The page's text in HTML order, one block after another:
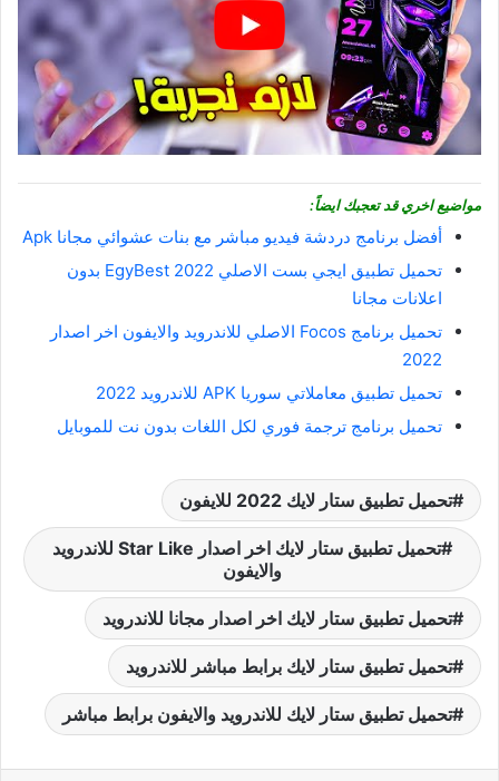
مواضيع اخري قد تعجبك ايضاً:
أفضل برنامج دردشة فيديو مباشر مع بنات عشوائي مجانا Apk
تحميل تطبيق ايجي بست الاصلي EgyBest 2022‏ بدون
اعلانات مجانا
تحميل برنامج Focos الاصلي للاندرويد والايفون اخر اصدار
2022
تحميل تطبيق معاملاتي سوريا APK للاندرويد 2022
تحميل برنامج ترجمة فوري لكل اللغات بدون نت للموبايل
تحميل تطبيق ستار لايك 2022 للايفون
تحميل تطبيق ستار لايك اخر اصدار Star Like للاندرويد
والايفون
تحميل تطبيق ستار لايك اخر اصدار مجانا للاندرويد
تحميل تطبيق ستار لايك برابط مباشر للاندرويد
تحميل تطبيق ستار لايك للاندرويد والايفون برابط مباشر